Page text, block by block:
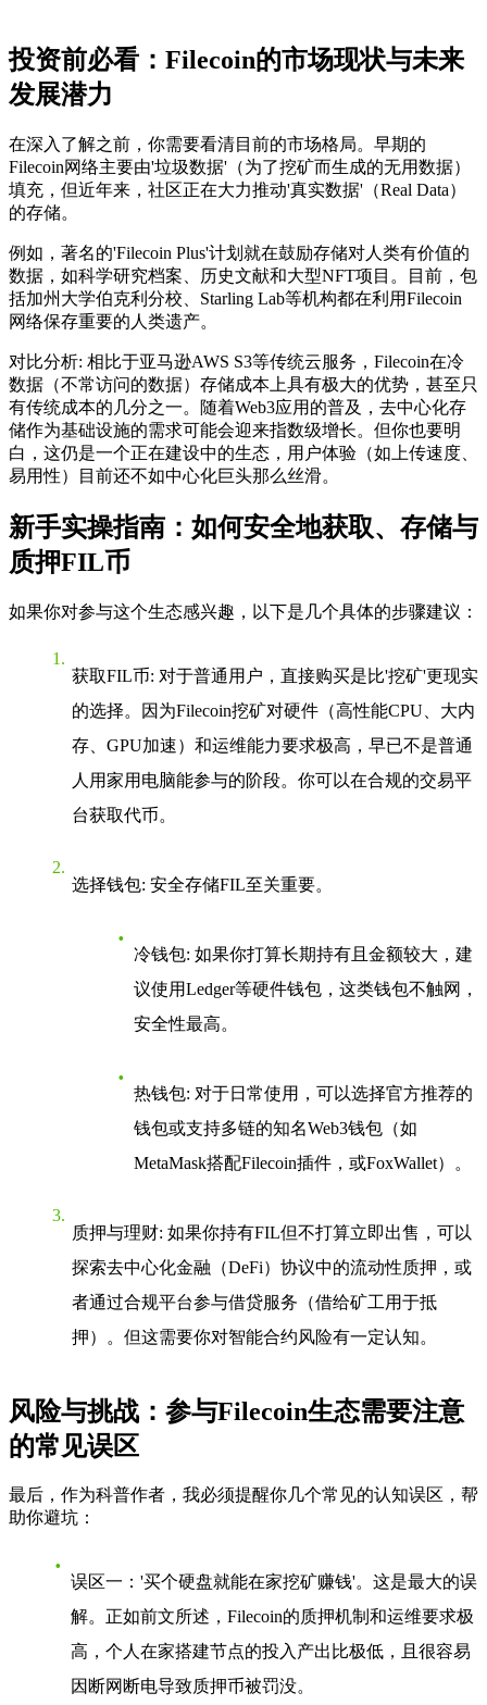
投资前必看：Filecoin的市场现状与未来
发展潜力
在深入了解之前，你需要看清目前的市场格局。早期的
Filecoin网络主要由'垃圾数据'（为了挖矿而生成的无用数据）
填充，但近年来，社区正在大力推动'真实数据'（Real Data）
的存储。
例如，著名的'Filecoin Plus'计划就在鼓励存储对人类有价值的
数据，如科学研究档案、历史文献和大型NFT项目。目前，包
括加州大学伯克利分校、Starling Lab等机构都在利用Filecoin
网络保存重要的人类遗产。
对比分析: 相比于亚马逊AWS S3等传统云服务，Filecoin在冷
数据（不常访问的数据）存储成本上具有极大的优势，甚至只
有传统成本的几分之一。随着Web3应用的普及，去中心化存
储作为基础设施的需求可能会迎来指数级增长。但你也要明
白，这仍是一个正在建设中的生态，用户体验（如上传速度、
易用性）目前还不如中心化巨头那么丝滑。
新手实操指南：如何安全地获取、存储与
质押FIL币
如果你对参与这个生态感兴趣，以下是几个具体的步骤建议：
获取FIL币: 对于普通用户，直接购买是比'挖矿'更现实
的选择。因为Filecoin挖矿对硬件（高性能CPU、大内
存、GPU加速）和运维能力要求极高，早已不是普通
人用家用电脑能参与的阶段。你可以在合规的交易平
台获取代币。
选择钱包: 安全存储FIL至关重要。
冷钱包: 如果你打算长期持有且金额较大，建
议使用Ledger等硬件钱包，这类钱包不触网，
安全性最高。
热钱包: 对于日常使用，可以选择官方推荐的
钱包或支持多链的知名Web3钱包（如
MetaMask搭配Filecoin插件，或FoxWallet）。
质押与理财: 如果你持有FIL但不打算立即出售，可以
探索去中心化金融（DeFi）协议中的流动性质押，或
者通过合规平台参与借贷服务（借给矿工用于抵
押）。但这需要你对智能合约风险有一定认知。
风险与挑战：参与Filecoin生态需要注意
的常见误区
最后，作为科普作者，我必须提醒你几个常见的认知误区，帮
助你避坑：
误区一：'买个硬盘就能在家挖矿赚钱'。这是最大的误
解。正如前文所述，Filecoin的质押机制和运维要求极
高，个人在家搭建节点的投入产出比极低，且很容易
因断网断电导致质押币被罚没。